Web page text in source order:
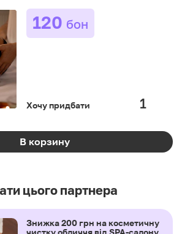
120 бон
Хочу придбати
В корзину
цього партнера
Знижка 200 грн на косметичну
чистку обличчя від SPA-салону